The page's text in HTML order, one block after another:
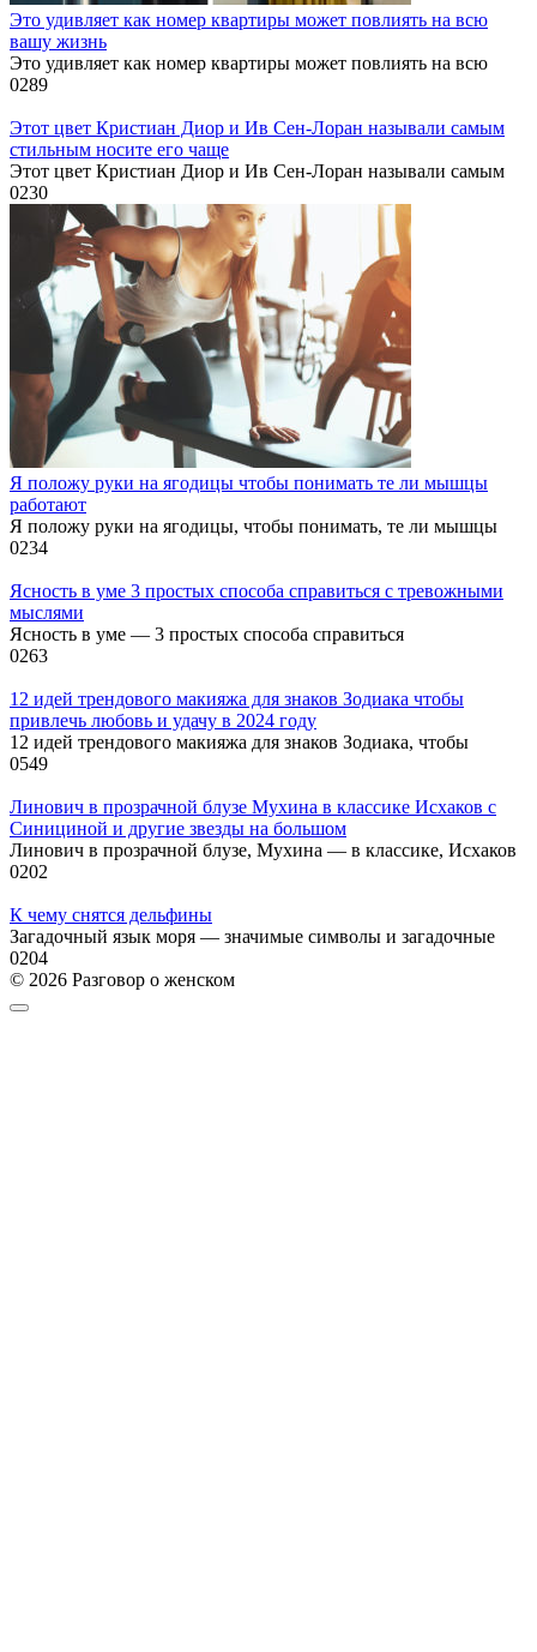
Это удивляет как номер квартиры может повлиять на всю
вашу жизнь
Это удивляет как номер квартиры может повлиять на всю
0289
Этот цвет Кристиан Диор и Ив Сен-Лоран называли самым
стильным носите его чаще
Этот цвет Кристиан Диор и Ив Сен-Лоран называли самым
0230
Я положу руки на ягодицы чтобы понимать те ли мышцы
работают
Я положу руки на ягодицы, чтобы понимать, те ли мышцы
0234
Ясность в уме 3 простых способа справиться с тревожными
мыслями
Ясность в уме — 3 простых способа справиться
0263
12 идей трендового макияжа для знаков Зодиака чтобы
привлечь любовь и удачу в 2024 году
12 идей трендового макияжа для знаков Зодиака, чтобы
0549
Линович в прозрачной блузе Мухина в классике Исхаков с
Синициной и другие звезды на большом
Линович в прозрачной блузе, Мухина — в классике, Исхаков
0202
К чему снятся дельфины
Загадочный язык моря — значимые символы и загадочные
0204
© 2026 Разговор о женском